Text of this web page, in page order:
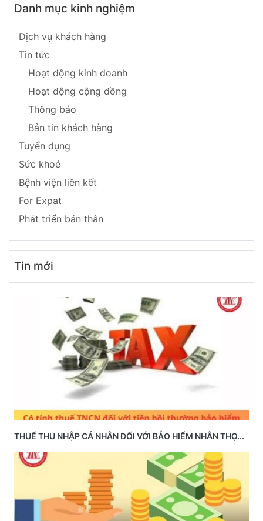
Danh mục kinh nghiệm
Dịch vụ khách hàng
Tin tức
Hoạt động kinh doanh
Hoạt động cộng đồng
Thông báo
Bản tin khách hàng
Tuyển dụng
Sức khoẻ
Bệnh viện liên kết
For Expat
Phát triển bản thân
Tin mới
THUẾ THU NHẬP CÁ NHÂN ĐỐI VỚI BẢO HIỂM NHÂN THỌ...